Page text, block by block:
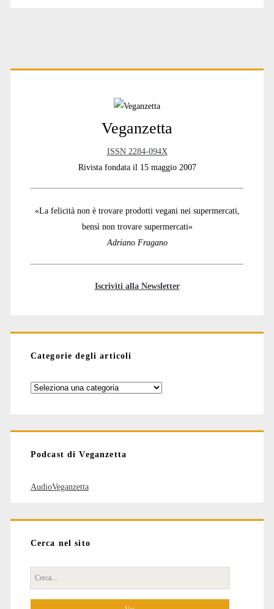
Primary
Veganzetta
ISSN 2284-094X
Rivista fondata il 15 maggio 2007
«La felicità non è trovare prodotti vegani nei supermercati,
bensì non trovare supermercati»
Adriano Fragano
Iscriviti alla Newsletter
Categorie degli articoli
Categorie
Podcast di Veganzetta
AudioVeganzetta
Cerca nel sito
Cerca
per: